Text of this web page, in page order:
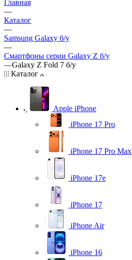
Главная
—
Каталог
—
Samsung Galaxy б/у
—
Смартфоны серии Galaxy Z б/у
—Galaxy Z Fold 7 б/у
Каталог
Apple iPhone
iPhone 17 Pro
iPhone 17 Pro Max
iPhone 17e
iPhone 17
iPhone Air
iPhone 16